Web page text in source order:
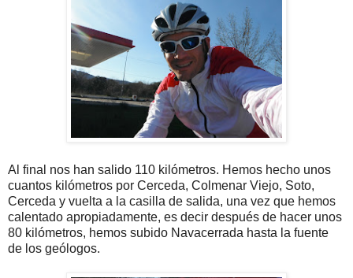
Al final nos han salido 110 kilómetros. Hemos hecho unos
cuantos kilómetros por Cerceda, Colmenar Viejo, Soto,
Cerceda y vuelta a la casilla de salida, una vez que hemos
calentado apropiadamente, es decir después de hacer unos
80 kilómetros, hemos subido Navacerrada hasta la fuente
de los geólogos.